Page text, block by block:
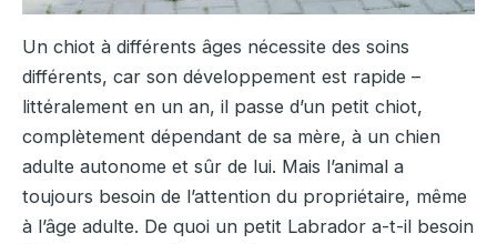
Un chiot à différents âges nécessite des soins
différents, car son développement est rapide –
littéralement en un an, il passe d’un petit chiot,
complètement dépendant de sa mère, à un chien
adulte autonome et sûr de lui. Mais l’animal a
toujours besoin de l’attention du propriétaire, même
à l’âge adulte. De quoi un petit Labrador a-t-il besoin